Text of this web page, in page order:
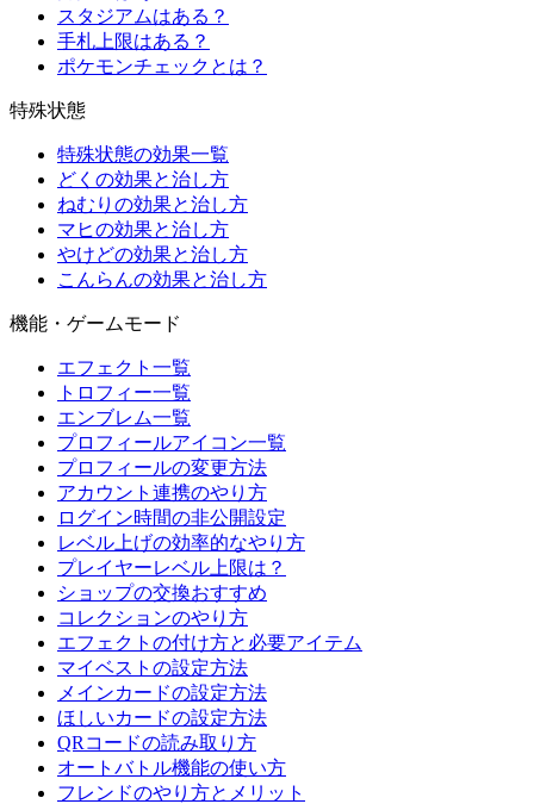
スタジアムはある？
手札上限はある？
ポケモンチェックとは？
特殊状態
特殊状態の効果一覧
どくの効果と治し方
ねむりの効果と治し方
マヒの効果と治し方
やけどの効果と治し方
こんらんの効果と治し方
機能・ゲームモード
エフェクト一覧
トロフィー一覧
エンブレム一覧
プロフィールアイコン一覧
プロフィールの変更方法
アカウント連携のやり方
ログイン時間の非公開設定
レベル上げの効率的なやり方
プレイヤーレベル上限は？
ショップの交換おすすめ
コレクションのやり方
エフェクトの付け方と必要アイテム
マイベストの設定方法
メインカードの設定方法
ほしいカードの設定方法
QRコードの読み取り方
オートバトル機能の使い方
フレンドのやり方とメリット